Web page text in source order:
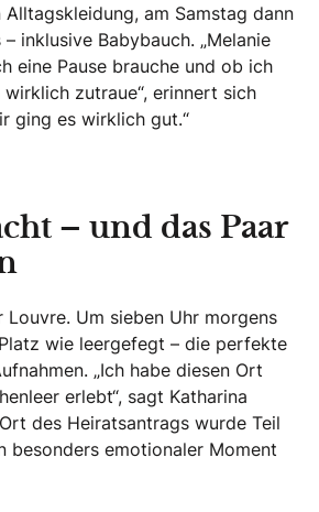
am Samstag dann
inklusive Babybauch. „Melanie
eine Pause brauche und ob ich
zutraue“, erinnert sich
ging es wirklich gut.“
– und das Paar
Um sieben Uhr morgens
wie leergefegt – die perfekte
„Ich habe diesen Ort
erlebt“, sagt Katharina
des Heiratsantrags wurde Teil
besonders emotionaler Moment